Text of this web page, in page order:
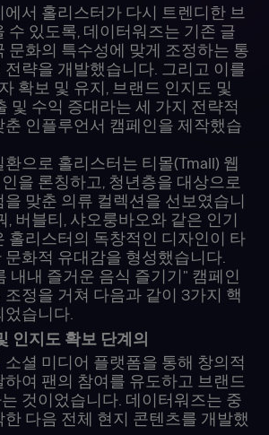
서 홀리스터가 다시 트렌디한 브
수 있도록, 데이터워즈는 기존 글
문화의 특수성에 맞게 조정하는 통
략을 개발했습니다. 그리고 이를
확보 및 유지, 브랜드 인지도 및
및 수익 증대라는 세 가지 전략적
인플루언서 캠페인을 제작했습
으로 홀리스터는 티몰(Tmall) 웹
을 론칭하고, 청년층을 대상으로
맞춘 의류 컬렉션을 선보였습니
, 버블티, 샤오룽바오와 같은 인기
홀리스터의 독창적인 디자인이 타
화적 유대감을 형성했습니다.
내내 즐거운 음식 즐기기" 캠페인
정을 거쳐 다음과 같이 3가지 핵
었습니다.
인지도 확보 단계의
셜 미디어 플랫폼을 통해 창의적
하여 팬의 참여를 유도하고 브랜드
것이었습니다. 데이터워즈는 중
다음 전체 현지 콘텐츠를 개발했